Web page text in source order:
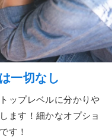
一切なし
ップレベルに分かりや
ます！細かなオプショ
す！